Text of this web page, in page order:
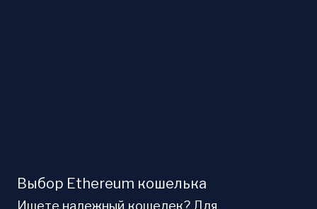
Выбор Ethereum кошелька
Ищете надежный кошелек? Для